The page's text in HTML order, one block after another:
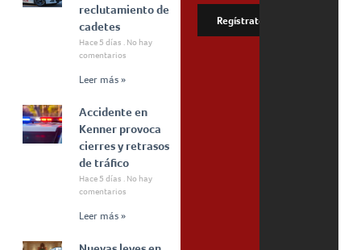
reclutamiento de
cadetes
Hace 5 días
No hay
comentarios
Leer más »
Accidente en
Kenner provoca
cierres y retrasos
de tráfico
Hace 5 días
No hay
comentarios
Leer más »
Regístrate